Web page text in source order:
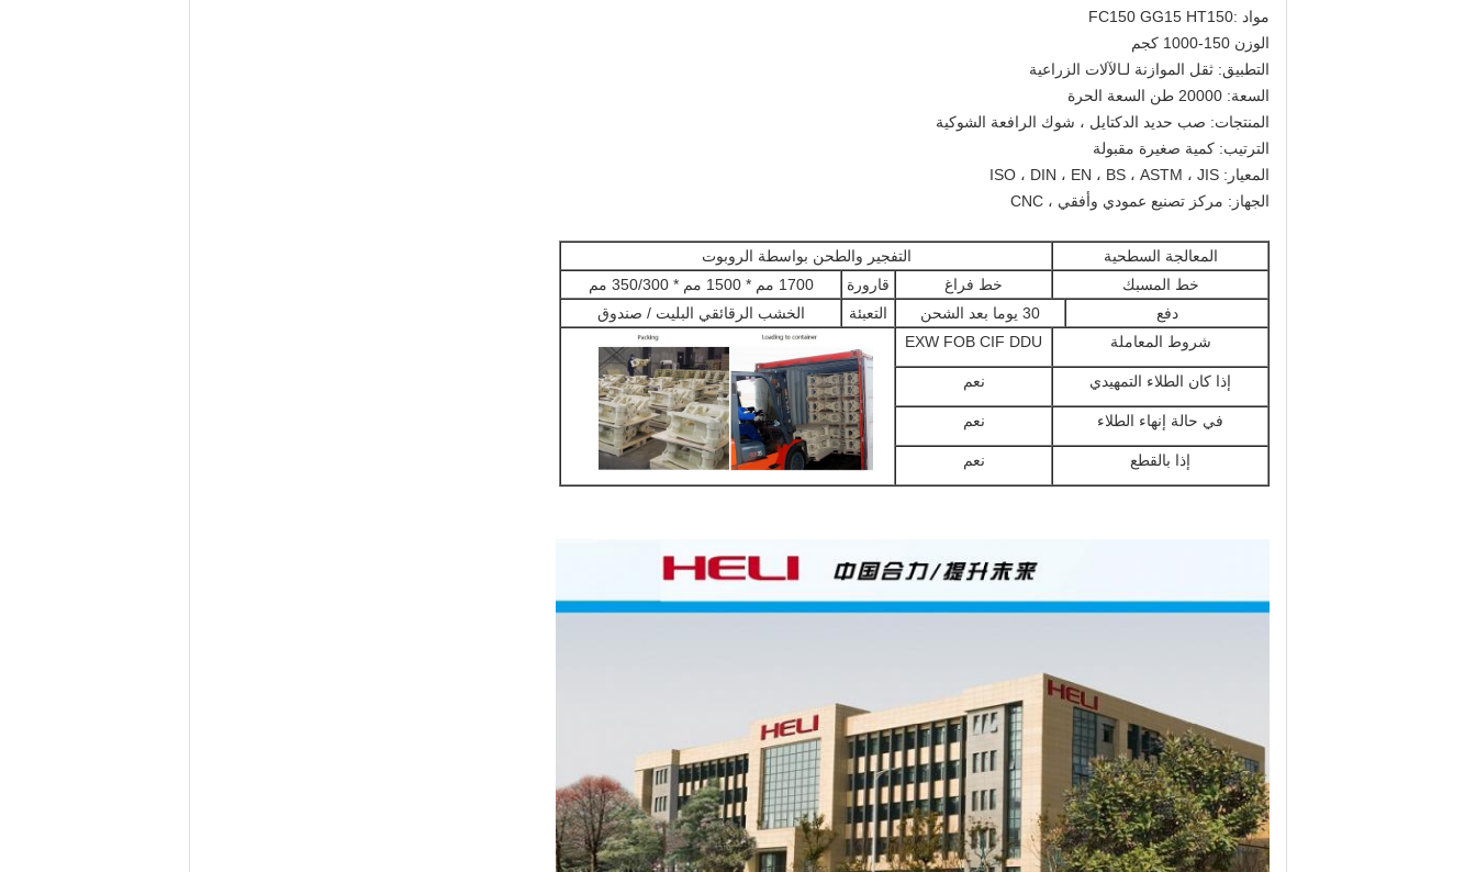
مواد :FC150 GG15 HT150
الوزن 150-1000 كجم
التطبيق: ثقل الموازنة لـالآلات الزراعية
السعة: 20000 طن السعة الحرة
المنتجات: صب حديد الدكتايل ، شوك الرافعة الشوكية
الترتيب: كمية صغيرة مقبولة
المعيار: ISO ، DIN ، EN ، BS ، ASTM ، JIS
الجهاز: مركز تصنيع عمودي وأفقي ، CNC
المعالجة السطحية
التفجير والطحن بواسطة الروبوت
خط المسبك
خط فراغ قارورة
1700 مم * 1500 مم * 350/300 مم
دفع
30 يوما بعد الشحن التعبئة
الخشب الرقائقي البليت / صندوق
شروط المعاملة
EXW FOB CIF DDU
إذا كان الطلاء التمهيدي نعم
في حالة إنهاء الطلاء نعم
إذا بالقطع نعم